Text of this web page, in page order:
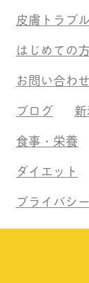
皮膚トラブル
はじめての
お問い合わせ
ブログ
食事・栄養
ダイエット
プライバシ